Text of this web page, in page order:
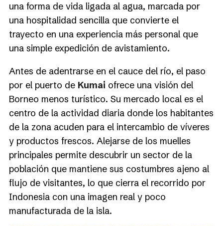
una forma de vida ligada al agua, marcada por
una hospitalidad sencilla que convierte el
trayecto en una experiencia más personal que
una simple expedición de avistamiento.
Antes de adentrarse en el cauce del río, el paso
por el puerto de Kumai ofrece una visión del
Borneo menos turístico. Su mercado local es el
centro de la actividad diaria donde los habitantes
de la zona acuden para el intercambio de víveres
y productos frescos. Alejarse de los muelles
principales permite descubrir un sector de la
población que mantiene sus costumbres ajeno al
flujo de visitantes, lo que cierra el recorrido por
Indonesia con una imagen real y poco
manufacturada de la isla.